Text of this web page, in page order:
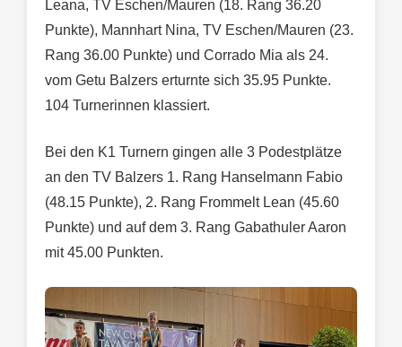
Leana, TV Eschen/Mauren (18. Rang 36.20
Punkte), Mannhart Nina, TV Eschen/Mauren (23.
Rang 36.00 Punkte) und Corrado Mia als 24.
vom Getu Balzers erturnte sich 35.95 Punkte.
104 Turnerinnen klassiert.
Bei den K1 Turnern gingen alle 3 Podestplätze
an den TV Balzers 1. Rang Hanselmann Fabio
(48.15 Punkte), 2. Rang Frommelt Lean (45.60
Punkte) und auf dem 3. Rang Gabathuler Aaron
mit 45.00 Punkten.